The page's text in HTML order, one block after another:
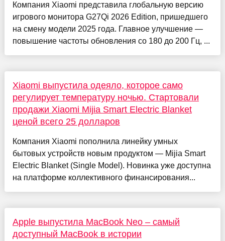
Компания Xiaomi представила глобальную версию
игрового монитора G27Qi 2026 Edition, пришедшего
на смену модели 2025 года. Главное улучшение —
повышение частоты обновления со 180 до 200 Гц, ...
Xiaomi выпустила одеяло, которое само
регулирует температуру ночью. Стартовали
продажи Xiaomi Mijia Smart Electric Blanket
ценой всего 25 долларов
Компания Xiaomi пополнила линейку умных
бытовых устройств новым продуктом — Mijia Smart
Electric Blanket (Single Model). Новинка уже доступна
на платформе коллективного финансирования...
Apple выпустила MacBook Neo – самый
доступный MacBook в истории